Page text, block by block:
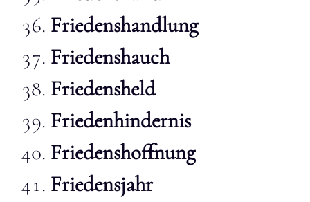
Friedenshandlung
Friedenshauch
Friedensheld
Friedenhindernis
Friedenshoffnung
Friedensjahr